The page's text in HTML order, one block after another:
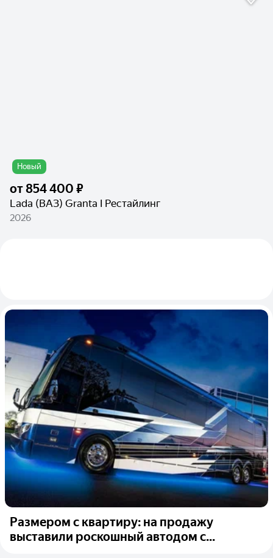
Новый
от854 400 ₽
Lada (ВАЗ) Granta I Рестайлинг
2026
Размером с квартиру: на продажу
выставили роскошный автодом с...